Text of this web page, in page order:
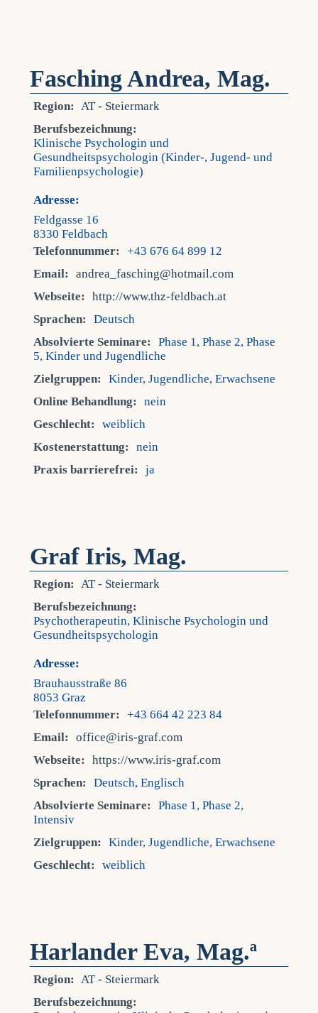
Fasching Andrea, Mag.
Region: AT - Steiermark
Berufsbezeichnung:
Klinische Psychologin und
Gesundheitspsychologin (Kinder-, Jugend- und
Familienpsychologie)
Adresse:
Feldgasse 16
8330 Feldbach
Telefonnummer:
+43 676 64 899 12
Email:
andrea_fasching@hotmail.com
Webseite:
http://www.thz-feldbach.at
Sprachen:
Deutsch
Absolvierte Seminare:
Phase 1, Phase 2, Phase
5, Kinder und Jugendliche
Zielgruppen:
Kinder, Jugendliche, Erwachsene
Online Behandlung:
nein
Geschlecht:
weiblich
Kostenerstattung:
nein
Praxis barrierefrei:
ja
Graf Iris, Mag.
Region: AT - Steiermark
Berufsbezeichnung:
Psychotherapeutin, Klinische Psychologin und
Gesundheitspsychologin
Adresse:
Brauhausstraße 86
8053 Graz
Telefonnummer:
+43 664 42 223 84
Email:
office@iris-graf.com
Webseite:
https://www.iris-graf.com
Sprachen:
Deutsch, Englisch
Absolvierte Seminare:
Phase 1, Phase 2,
Intensiv
Zielgruppen:
Kinder, Jugendliche, Erwachsene
Geschlecht:
weiblich
Harlander Eva, Mag.ª
Region: AT - Steiermark
Berufsbezeichnung: